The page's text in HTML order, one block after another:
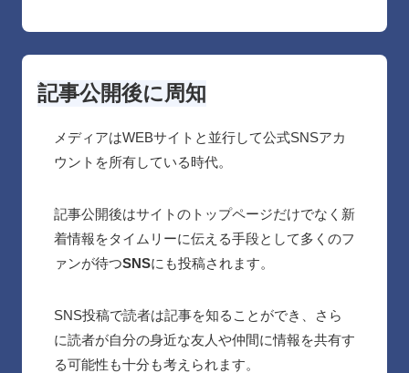
記事公開後に周知
メディアはWEBサイトと並行して公式SNSアカ
ウントを所有している時代。
記事公開後はサイトのトップページだけでなく新
着情報をタイムリーに伝える手段として多くのフ
ァンが待つSNSにも投稿されます。
SNS投稿で読者は記事を知ることができ、さら
に読者が自分の身近な友人や仲間に情報を共有す
る可能性も十分も考えられます。